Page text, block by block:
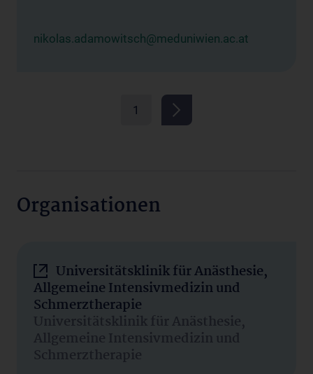
nikolas.adamowitsch@meduniwien.ac.at
1
Organisationen
Universitätsklinik für Anästhesie,
Allgemeine Intensivmedizin und
Schmerztherapie
Universitätsklinik für Anästhesie,
Allgemeine Intensivmedizin und
Schmerztherapie